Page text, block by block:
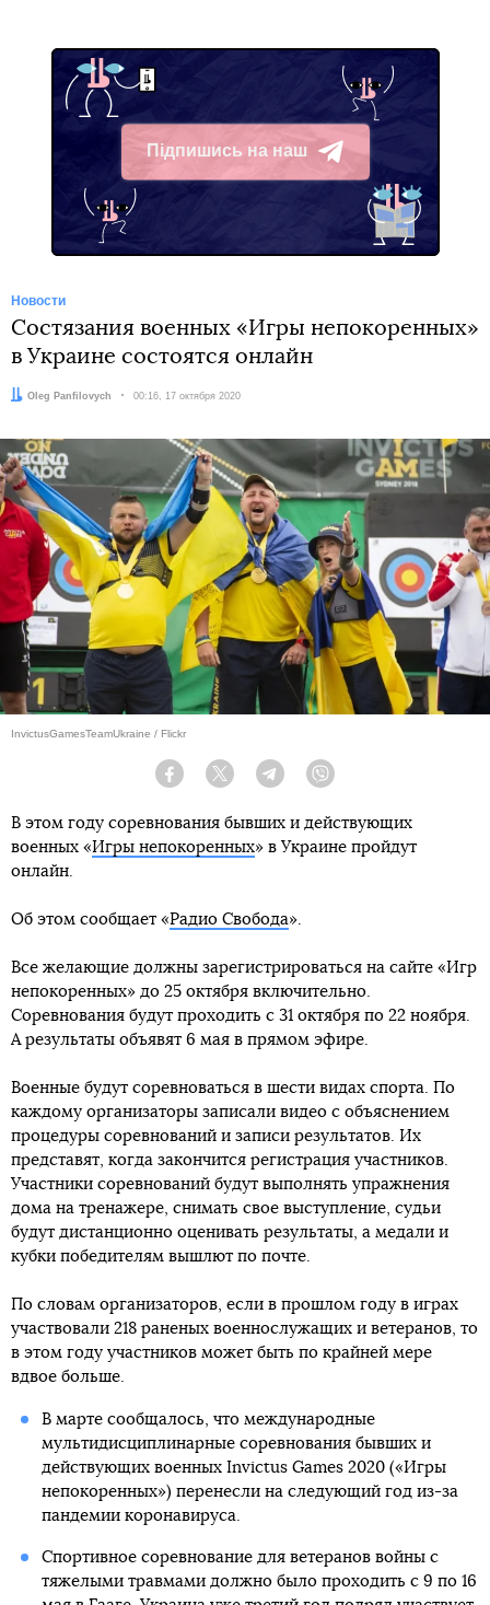
Підпишись на наш
Telegram
Новости
Состязания военных «Игры непокоренных»
в Украине состоятся онлайн
Автор:
Oleg Panfilovych Дата:
00:16, 17 октября 2020
InvictusGamesTeamUkraine / Flickr
Facebook Twitter Telegram
В этом году соревнования бывших и действующих
военных «Игры непокоренных» в Украине пройдут
онлайн.
Об этом сообщает «Радио Свобода».
Все желающие должны зарегистрироваться на сайте «Игр
непокоренных» до 25 октября включительно.
Соревнования будут проходить с 31 октября по 22 ноября.
А результаты объявят 6 мая в прямом эфире.
Военные будут соревноваться в шести видах спорта. По
каждому организаторы записали видео с объяснением
процедуры соревнований и записи результатов. Их
представят, когда закончится регистрация участников.
Участники соревнований будут выполнять упражнения
дома на тренажере, снимать свое выступление, судьи
будут дистанционно оценивать результаты, а медали и
кубки победителям вышлют по почте.
По словам организаторов, если в прошлом году в играх
участвовали 218 раненых военнослужащих и ветеранов, то
в этом году участников может быть по крайней мере
вдвое больше.
В марте сообщалось, что международные
мультидисциплинарные соревнования бывших и
действующих военных Invictus Games 2020 («Игры
непокоренных») перенесли на следующий год из-за
пандемии коронавируса.
Спортивное соревнование для ветеранов войны с
тяжелыми травмами должно было проходить с 9 по 16